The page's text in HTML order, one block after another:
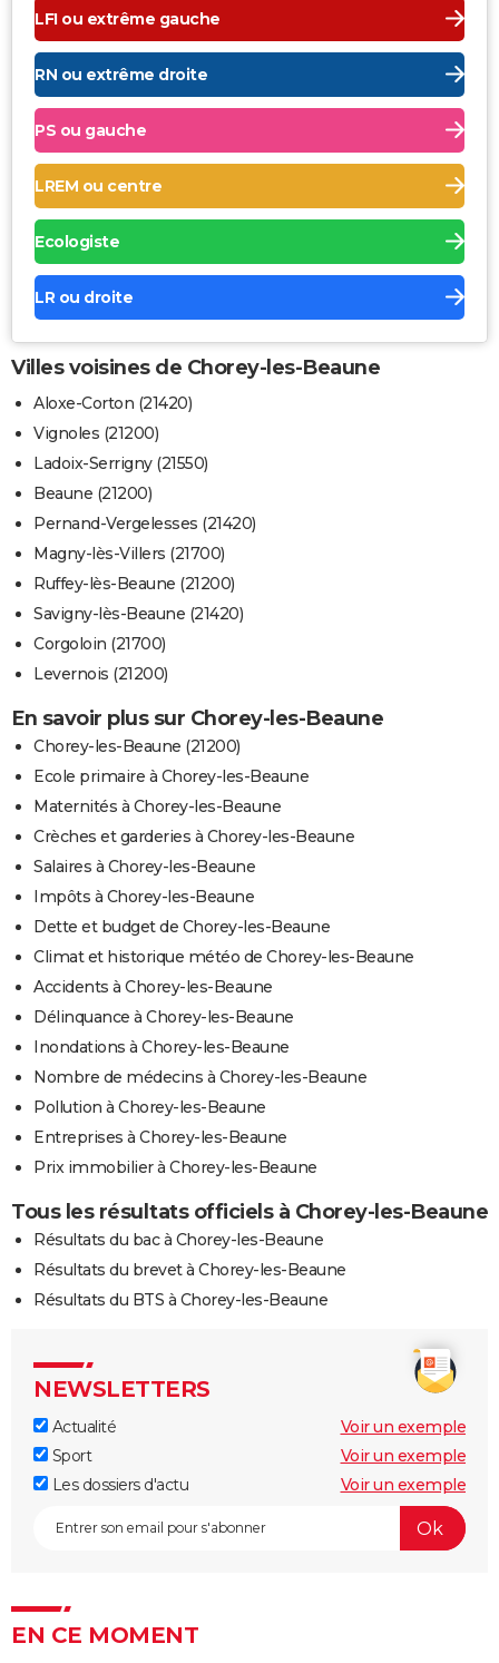
LFI ou extrême gauche
RN ou extrême droite
PS ou gauche
LREM ou centre
Ecologiste
LR ou droite
Villes voisines de Chorey-les-Beaune
Aloxe-Corton (21420)
Vignoles (21200)
Ladoix-Serrigny (21550)
Beaune (21200)
Pernand-Vergelesses (21420)
Magny-lès-Villers (21700)
Ruffey-lès-Beaune (21200)
Savigny-lès-Beaune (21420)
Corgoloin (21700)
Levernois (21200)
En savoir plus sur Chorey-les-Beaune
Chorey-les-Beaune (21200)
Ecole primaire à Chorey-les-Beaune
Maternités à Chorey-les-Beaune
Crèches et garderies à Chorey-les-Beaune
Salaires à Chorey-les-Beaune
Impôts à Chorey-les-Beaune
Dette et budget de Chorey-les-Beaune
Climat et historique météo de Chorey-les-Beaune
Accidents à Chorey-les-Beaune
Délinquance à Chorey-les-Beaune
Inondations à Chorey-les-Beaune
Nombre de médecins à Chorey-les-Beaune
Pollution à Chorey-les-Beaune
Entreprises à Chorey-les-Beaune
Prix immobilier à Chorey-les-Beaune
Tous les résultats officiels à Chorey-les-Beaune
Résultats du bac à Chorey-les-Beaune
Résultats du brevet à Chorey-les-Beaune
Résultats du BTS à Chorey-les-Beaune
NEWSLETTERS
Actualité
Voir un exemple
Sport
Voir un exemple
Les dossiers d'actu
Voir un exemple
EN CE MOMENT